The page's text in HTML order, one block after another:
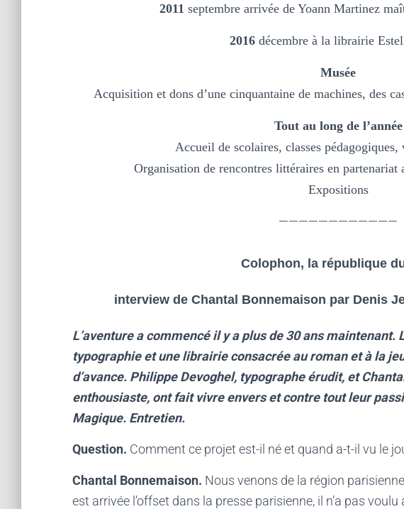
2011 septembre arrivée de Yoann Martinez
2016 décembre à la librairie
Musée
Acquisition et dons d’une cinquantaine de machines, des
Tout au long de l’année
Accueil de scolaires, classes
Organisation de rencontres littéraires en
Expositions
————————————
Colophon, la république
interview de Chantal Bonnemaison par Denis
L’aventure a commencé il y a plus de 30 ans maintenant.
typographie et une librairie consacrée au roman et à la
d’avance. Philippe Devoghel, typographe érudit, et
enthousiaste, ont fait vivre envers et contre tout leur
Magique. Entretien.
Question. Comment ce projet est-il né et quand a-t-il vu le
Chantal Bonnemaison. Nous venons de la région
est arrivée l’offset dans la presse parisienne, il n’a pas